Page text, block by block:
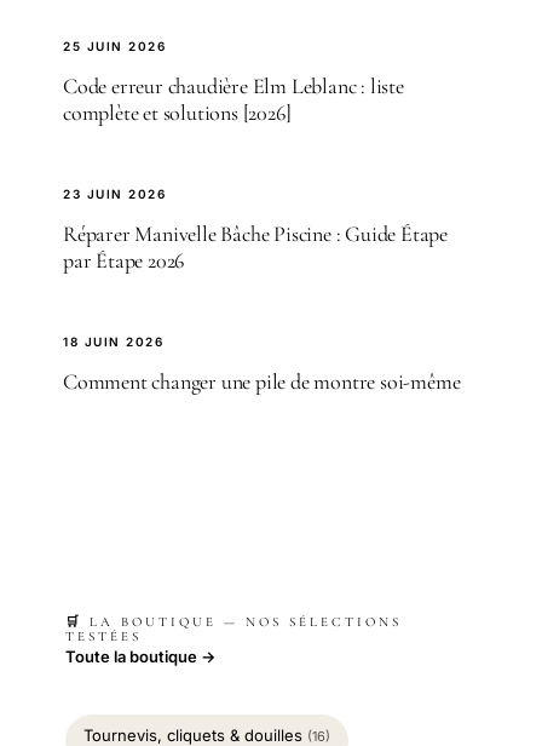
25 JUIN 2026
Code erreur chaudière Elm Leblanc : liste
complète et solutions [2026]
23 JUIN 2026
Réparer Manivelle Bâche Piscine : Guide Étape
par Étape 2026
18 JUIN 2026
Comment changer une pile de montre soi-même
🛒 LA BOUTIQUE — NOS SÉLECTIONS
TESTÉES
Toute la boutique →
Tournevis, cliquets & douilles (16)